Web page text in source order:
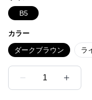
B5
カラー
ダークブラウン ラ
1